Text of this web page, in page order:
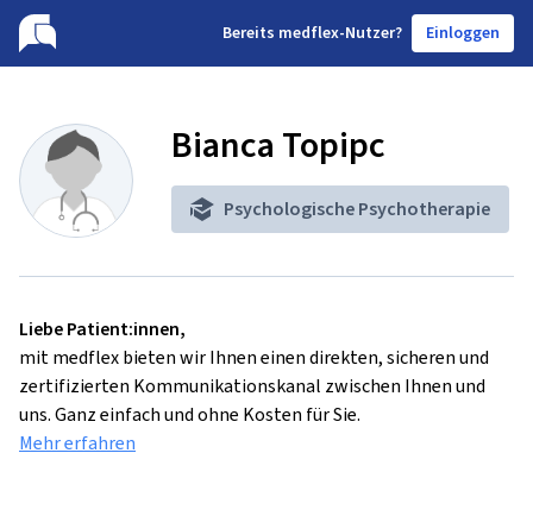
Bereits medflex-Nutzer? Einloggen
Bianca Topipc
Psychologische Psychotherapie
Liebe Patient:innen,
mit medflex bieten wir Ihnen einen direkten, sicheren und
zertifizierten Kommunikationskanal zwischen Ihnen und
uns. Ganz einfach und ohne Kosten für Sie.
Mehr erfahren